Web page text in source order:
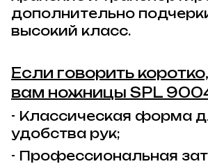
дополнительно
высокий класс.
Если говорить
вам ножницы SPL
- Классическая форма
удобства рук;
- Профессиональная